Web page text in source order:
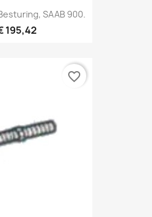
SAAB 900.
195,42
favorite_border